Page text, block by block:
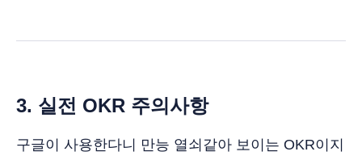
3. 실전 OKR 주의사항
구글이 사용한다니 만능 열쇠같아 보이는 OKR이지